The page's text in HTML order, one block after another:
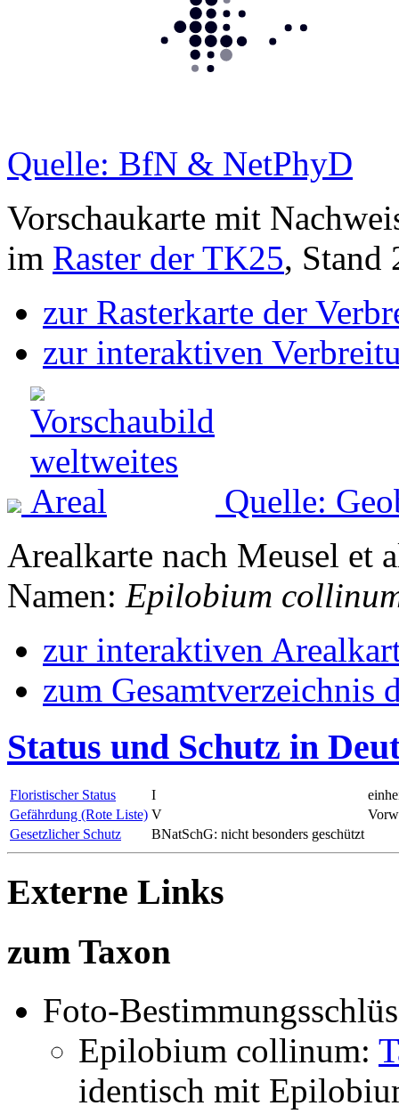
Quelle: BfN & NetPhyD
Vorschaukarte mit
im Raster der TK25, Stand
zur Rasterkarte der
zur interaktiven
Quelle:
Arealkarte nach Meusel et
Namen: Epilobium
zur interaktiven
zum Gesamtverzeichnis
Status und Schutz in
Floristischer Status I
Gefährdung (Rote Liste) V
Gesetzlicher Schutz
BNatSchG: nicht besonders geschützt
Externe Links
zum Taxon
Foto-
Epilobium collinum:
identisch mit